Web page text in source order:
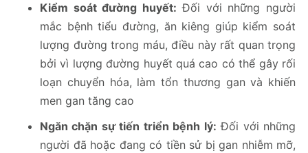
Kiểm soát đường huyết: Đối với những người
mắc bệnh tiểu đường, ăn kiêng giúp kiểm soát
lượng đường trong máu, điều này rất quan trọng
bởi vì lượng đường huyết quá cao có thể gây rối
loạn chuyển hóa, làm tổn thương gan và khiến
men gan tăng cao
Ngăn chặn sự tiến triển bệnh lý: Đối với những
người đã hoặc đang có tiền sử bị gan nhiễm mỡ,